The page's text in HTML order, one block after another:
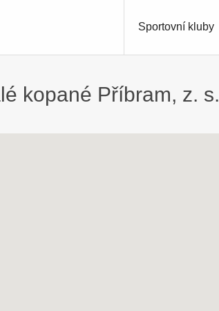
Sportovní kluby
kopané Příbram, z. s.